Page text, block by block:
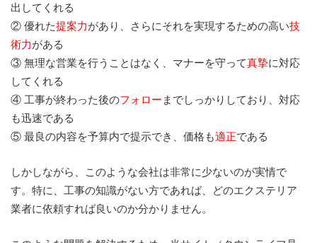
出してくれる
② 優れた提案力があり、さらにそれを実現するための高い技
術力がある
③ 無理な営業を行うことはなく、マナーを守って真摯に対応
してくれる
④ 工事が終わった後のフォロー までしっかりしており、対応
も迅速である
⑤ 最良の内容を予算内で提示でき、価格も適正である
しかしながら、このような会社は非常に少ないのが実情で
す。特に、工事の知識がない方であれば、どのエクステリア
業者に依頼すれば良いのか分かりません。